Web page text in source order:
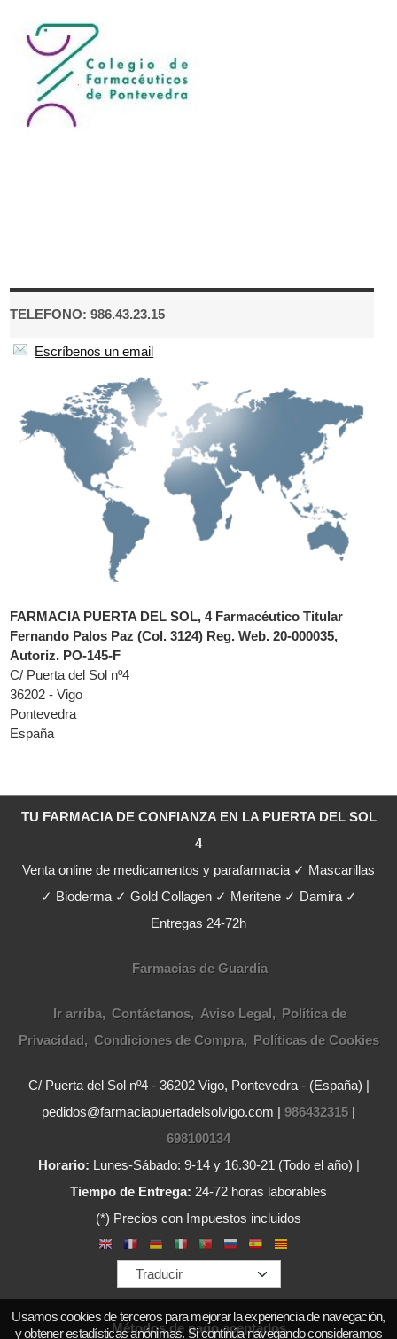
TELEFONO: 986.43.23.15
Escríbenos un email
FARMACIA PUERTA DEL SOL, 4 Farmacéutico Titular
Fernando Palos Paz (Col. 3124) Reg. Web. 20-000035,
Autoriz. PO-145-F
C/ Puerta del Sol nº4
36202 - Vigo
Pontevedra
España
TU FARMACIA DE CONFIANZA EN LA PUERTA DEL SOL
4
Venta online de medicamentos y parafarmacia ✓ Mascarillas
✓ Bioderma ✓ Gold Collagen ✓ Meritene ✓ Damira ✓
Entregas 24-72h
Farmacias de Guardia
Ir arriba Contáctanos Aviso Legal
Política de
Privacidad
Condiciones de Compra Políticas de Cookies
C/ Puerta del Sol nº4 - 36202 Vigo, Pontevedra - (España) |
pedidos@farmaciapuertadelsolvigo.com | 986432315 |
698100134
Horario: Lunes-Sábado: 9-14 y 16.30-21 (Todo el año) |
Tiempo de Entrega: 24-72 horas laborables
(*) Precios con Impuestos incluidos
Métodos de pago aceptados
Usamos cookies de terceros para mejorar la experiencia de navegación,
y obtener estadísticas anónimas. Si continúa navegando consideramos